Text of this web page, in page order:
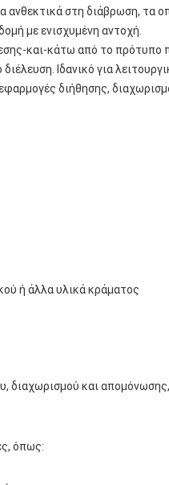
στη διάβρωση, τα
με ενισχυμένη αντοχή.
και-κάτω από το πρότυπο
Ιδανικό για
διήθησης,
ή άλλα υλικά κράματος
διαχωρισμού και
όπως: